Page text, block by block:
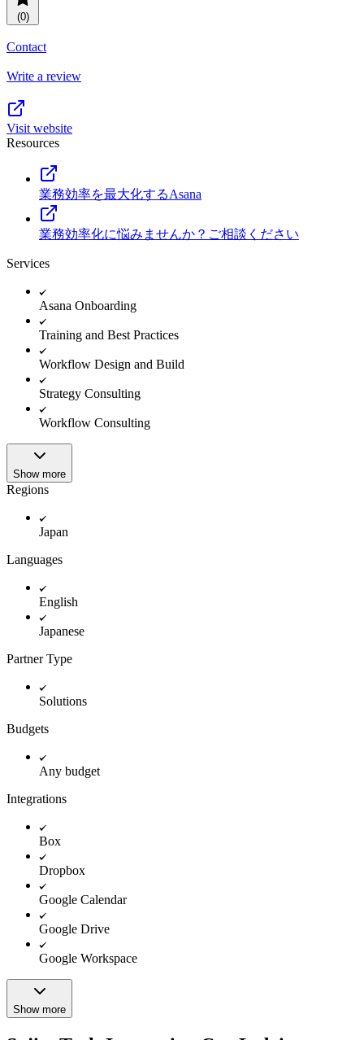
Resource planning
Product launches
View all use cases
FEATURED READS
AI has joined the team
Customer Success
TEMPLATES
Project plans
Team goals & objectives
Team continuity
View all templates
(0)
Contact
Write a review
Visit website
Resources
業務効率を最大化するAsana
業務効率化に悩みませんか？ご相談ください
Services
Asana Onboarding
Training and Best Practices
Workflow Design and Build
Strategy Consulting
Workflow Consulting
Show more
Regions
Japan
Languages
English
Japanese
Partner Type
Solutions
Budgets
Any budget
Integrations
Box
Dropbox
Google Calendar
Google Drive
Google Workspace
Show more